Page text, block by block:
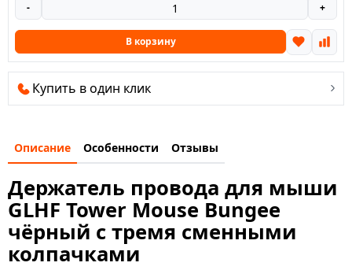
- +
В корзину
Купить в один клик
Описание Особенности Отзывы
Держатель провода для мыши
GLHF Tower Mouse Bungee
чёрный с тремя сменными
колпачками